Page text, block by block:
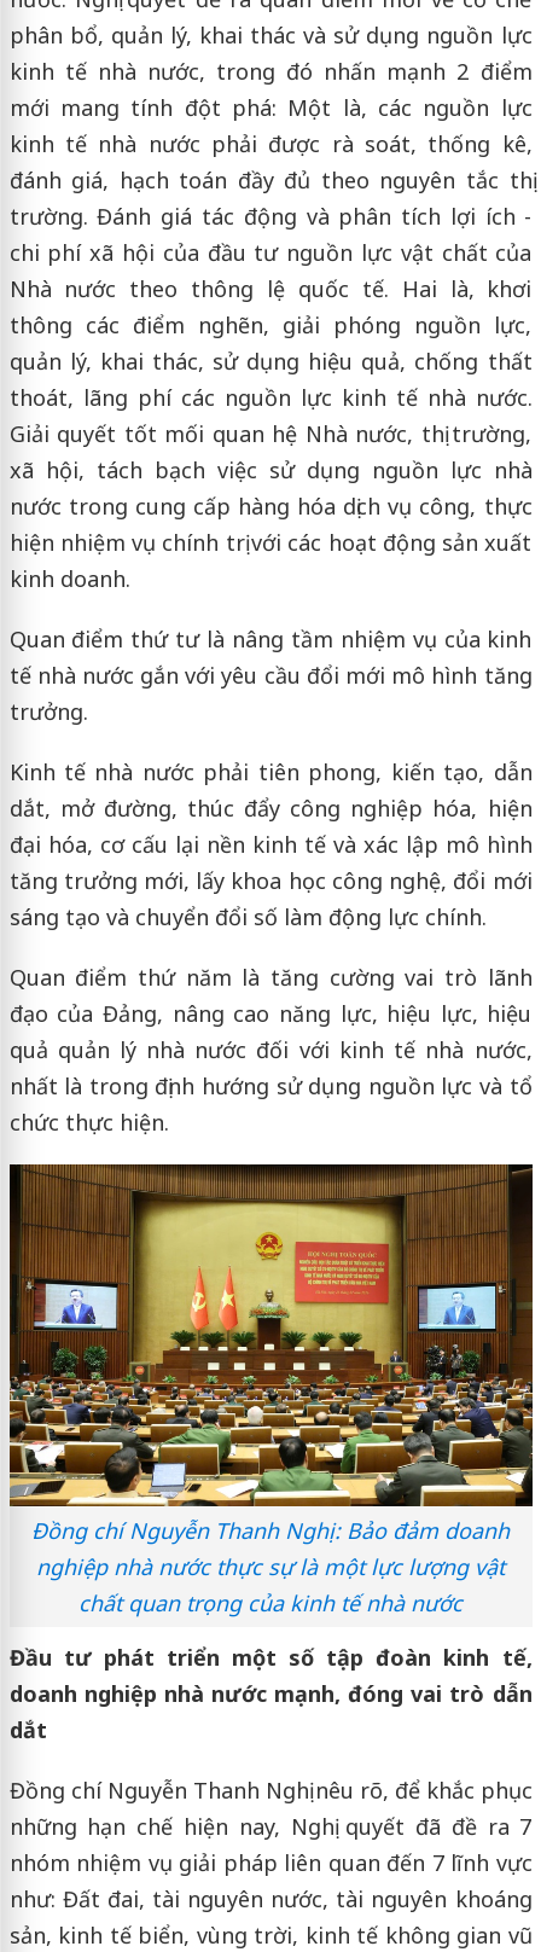
phân bổ, quản lý, khai thác và sử dụng nguồn lực
kinh tế nhà nước, trong đó nhấn mạnh 2 điểm
mới mang tính đột phá: Một là, các nguồn lực
kinh tế nhà nước phải được rà soát, thống kê,
đánh giá, hạch toán đầy đủ theo nguyên tắc thị
trường. Đánh giá tác động và phân tích lợi ích -
chi phí xã hội của đầu tư nguồn lực vật chất của
Nhà nước theo thông lệ quốc tế. Hai là, khơi
thông các điểm nghẽn, giải phóng nguồn lực,
quản lý, khai thác, sử dụng hiệu quả, chống thất
thoát, lãng phí các nguồn lực kinh tế nhà nước.
Giải quyết tốt mối quan hệ Nhà nước, thị trường,
xã hội, tách bạch việc sử dụng nguồn lực nhà
nước trong cung cấp hàng hóa dịch vụ công, thực
hiện nhiệm vụ chính trị với các hoạt động sản xuất
kinh doanh.
Quan điểm thứ tư là nâng tầm nhiệm vụ của kinh
tế nhà nước gắn với yêu cầu đổi mới mô hình tăng
trưởng.
Kinh tế nhà nước phải tiên phong, kiến tạo, dẫn
dắt, mở đường, thúc đẩy công nghiệp hóa, hiện
đại hóa, cơ cấu lại nền kinh tế và xác lập mô hình
tăng trưởng mới, lấy khoa học công nghệ, đổi mới
sáng tạo và chuyển đổi số làm động lực chính.
Quan điểm thứ năm là tăng cường vai trò lãnh
đạo của Đảng, nâng cao năng lực, hiệu lực, hiệu
quả quản lý nhà nước đối với kinh tế nhà nước,
nhất là trong định hướng sử dụng nguồn lực và tổ
chức thực hiện.
Đồng chí Nguyễn Thanh Nghị: Bảo đảm doanh
nghiệp nhà nước thực sự là một lực lượng vật
chất quan trọng của kinh tế nhà nước
Đầu tư phát triển một số tập đoàn kinh tế,
doanh nghiệp nhà nước mạnh, đóng vai trò dẫn
dắt
Đồng chí Nguyễn Thanh Nghị nêu rõ, để khắc phục
những hạn chế hiện nay, Nghị quyết đã đề ra 7
nhóm nhiệm vụ giải pháp liên quan đến 7 lĩnh vực
như: Đất đai, tài nguyên nước, tài nguyên khoáng
sản, kinh tế biển, vùng trời, kinh tế không gian vũ